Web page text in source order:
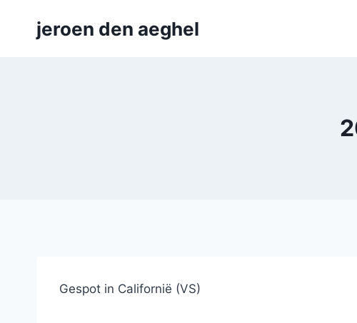
jeroen den aeghel
Gespot in Californië (VS)